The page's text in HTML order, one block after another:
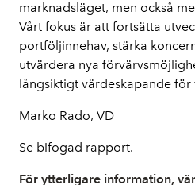
marknadsläget, men också
Vårt fokus är att fortsätta
portföljinnehav, stärka
utvärdera nya
långsiktigt värdeskapande för
Marko Rado, VD
Se bifogad rapport.
För ytterligare information,